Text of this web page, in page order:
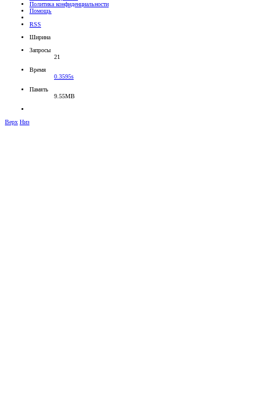
Политика конфиденциальности
Помощь
RSS
Ширина
Запросы
21
Время
0.3595s
Память
9.55MB
Верх Низ